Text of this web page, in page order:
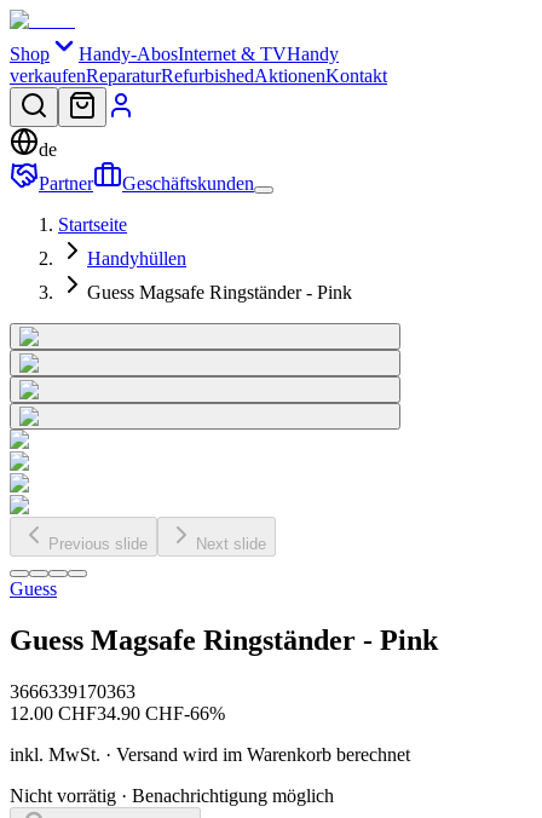
Shop Handy-AbosInternet & TVHandy
verkaufenReparaturRefurbishedAktionenKontakt
de
Partner
Geschäftskunden
Startseite
Handyhüllen
Guess Magsafe Ringständer - Pink
Previous slide Next slide
Guess
Guess Magsafe Ringständer - Pink
3666339170363
12.00 CHF34.90 CHF-66%
inkl. MwSt. · Versand wird im Warenkorb berechnet
Nicht vorrätig · Benachrichtigung möglich